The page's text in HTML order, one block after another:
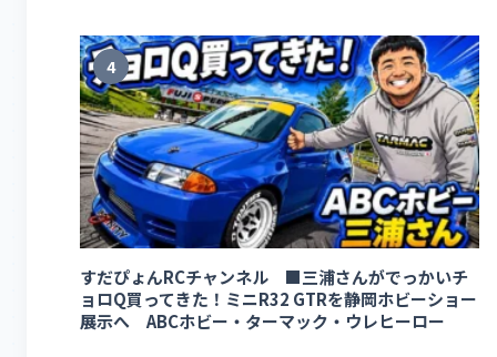
4
すだぴょんRCチャンネル ■三浦さんがでっかいチ
ョロQ買ってきた！ミニR32 GTRを静岡ホビーショー
展示へ ABCホビー・ターマック・ウレヒーロー